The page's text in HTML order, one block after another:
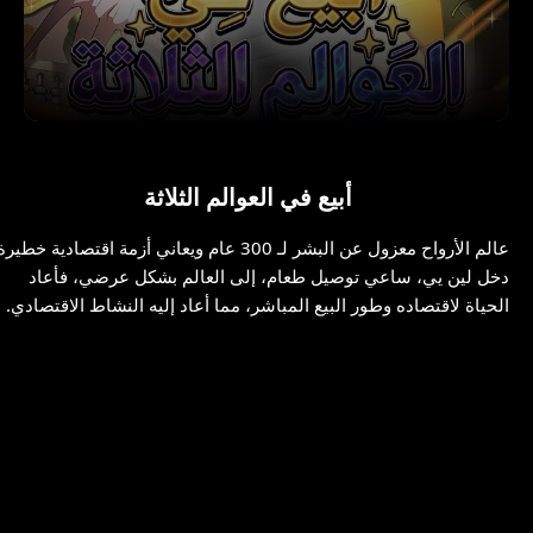
أبيع في العوالم الثلاثة
عالم الأرواح معزول عن البشر لـ 300 عام ويعاني أزمة اقتصادية
دخل لين يي، ساعي توصيل طعام، إلى العالم بشكل عرضي، فأعاد
الحياة لاقتصاده وطور البيع المباشر، مما أعاد إليه النشاط الاقتصادي.